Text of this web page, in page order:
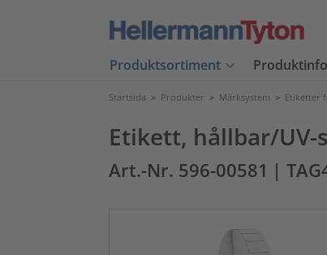
Produktsortiment
Startsida > Produkter > Märksystem > Etiketter
Etikett, hållbar/
Art.-Nr. 596-00581 |